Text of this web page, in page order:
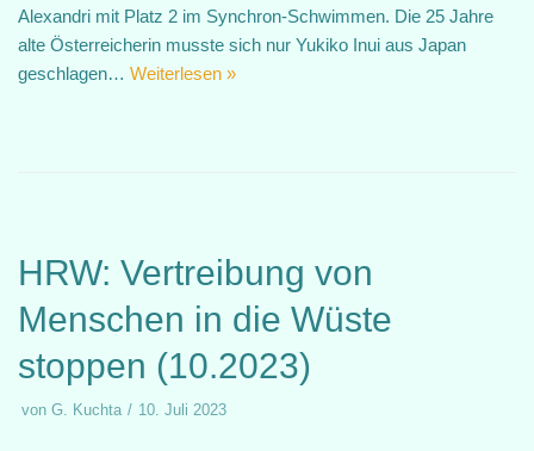
Alexandri mit Platz 2 im Synchron-Schwimmen. Die 25 Jahre
alte Österreicherin musste sich nur Yukiko Inui aus Japan
geschlagen… Weiterlesen »
HRW: Vertreibung von
Menschen in die Wüste
stoppen (10.2023)
von G. Kuchta 10. Juli 2023